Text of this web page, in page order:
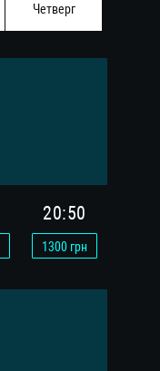
Четверг
20:50
1300 грн